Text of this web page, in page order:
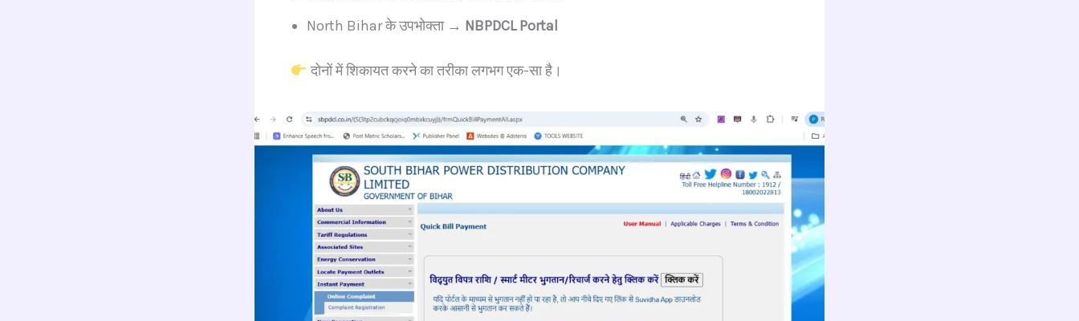
North Bihar के उपभोक्ता → NBPDCL Portal
दोनों में शिकायत करने का तरीका लगभग एक-सा है।